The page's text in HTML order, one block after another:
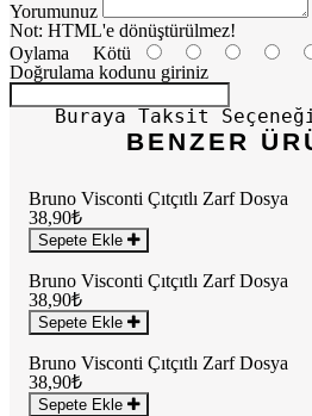
Yorumunuz
Not: HTML'e dönüştürülmez!
Oylama Kötü
Doğrulama kodunu giriniz
Buraya Taksit
BENZER
Bruno Visconti Çıtçıtlı Zarf Dosya
38,90₺
Sepete Ekle
Bruno Visconti Çıtçıtlı Zarf Dosya
38,90₺
Sepete Ekle
Bruno Visconti Çıtçıtlı Zarf Dosya
38,90₺
Sepete Ekle